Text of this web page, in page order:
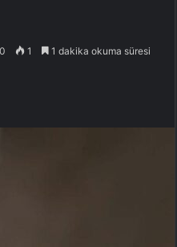
0 1 1 dakika okuma süresi